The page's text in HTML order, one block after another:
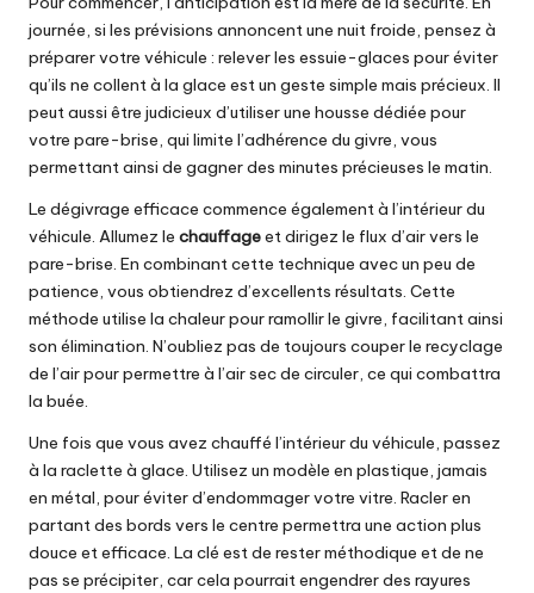
journée, si les prévisions annoncent une nuit froide, pensez à
préparer votre véhicule : relever les essuie-glaces pour éviter
qu’ils ne collent à la glace est un geste simple mais précieux. Il
peut aussi être judicieux d’utiliser une housse dédiée pour
votre pare-brise, qui limite l’adhérence du givre, vous
permettant ainsi de gagner des minutes précieuses le matin.
Le dégivrage efficace commence également à l’intérieur du
véhicule. Allumez le chauffageet dirigez le flux d’air vers le
pare-brise. En combinant cette technique avec un peu de
patience, vous obtiendrez d’excellents résultats. Cette
méthode utilise la chaleur pour ramollir le givre, facilitant ainsi
son élimination. N’oubliez pas de toujours couper le recyclage
de l’air pour permettre à l’air sec de circuler, ce qui combattra
la buée.
Une fois que vous avez chauffé l’intérieur du véhicule, passez
à la raclette à glace. Utilisez un modèle en plastique, jamais
en métal, pour éviter d’endommager votre vitre. Racler en
partant des bords vers le centre permettra une action plus
douce et efficace. La clé est de rester méthodique et de ne
pas se précipiter, car cela pourrait engendrer des rayures